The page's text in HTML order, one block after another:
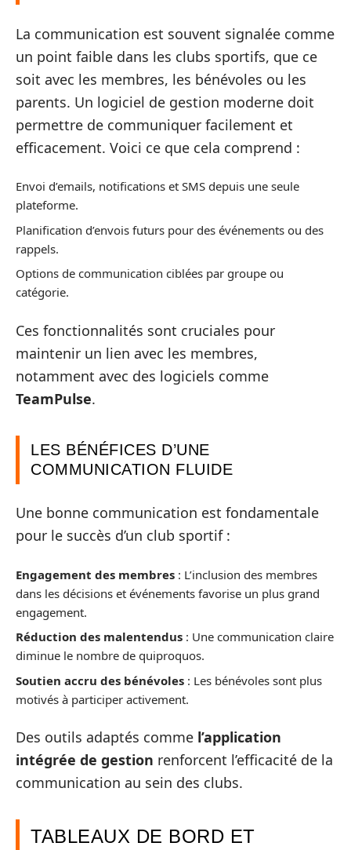
La communication est souvent signalée comme
un point faible dans les clubs sportifs, que ce
soit avec les membres, les bénévoles ou les
parents. Un logiciel de gestion moderne doit
permettre de communiquer facilement et
efficacement. Voici ce que cela comprend :
Envoi d’emails, notifications et SMS depuis une seule
plateforme.
Planification d’envois futurs pour des événements ou des
rappels.
Options de communication ciblées par groupe ou
catégorie.
Ces fonctionnalités sont cruciales pour
maintenir un lien avec les membres,
notamment avec des logiciels comme
TeamPulse.
LES BÉNÉFICES D’UNE
COMMUNICATION FLUIDE
Une bonne communication est fondamentale
pour le succès d’un club sportif :
Engagement des membres : L’inclusion des membres
dans les décisions et événements favorise un plus grand
engagement.
Réduction des malentendus : Une communication claire
diminue le nombre de quiproquos.
Soutien accru des bénévoles : Les bénévoles sont plus
motivés à participer activement.
Des outils adaptés comme l’application
intégrée de gestion renforcent l’efficacité de la
communication au sein des clubs.
TABLEAUX DE BORD ET